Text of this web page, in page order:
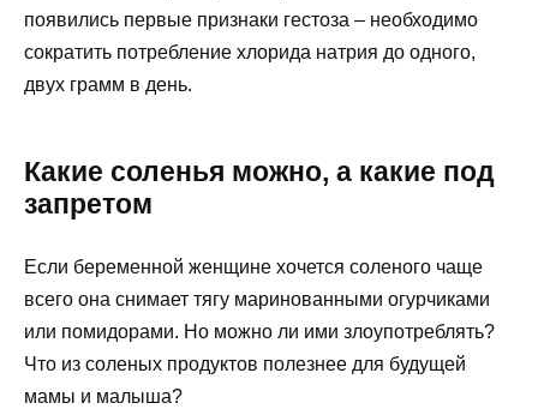
появились первые признаки гестоза – необходимо
сократить потребление хлорида натрия до одного,
двух грамм в день.
Какие соленья можно, а какие под
запретом
Если беременной женщине хочется соленого чаще
всего она снимает тягу маринованными огурчиками
или помидорами. Но можно ли ими злоупотреблять?
Что из соленых продуктов полезнее для будущей
мамы и малыша?